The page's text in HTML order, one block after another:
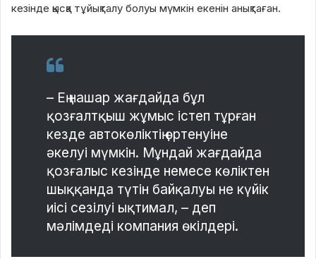
кезінде қысқа тұйықталу болуы мүмкін екенін анықтаған.
– Ең нашар жағдайда бұл
қозғалтқыш жұмыс істеп тұрған
кезде автокөліктің өртенуіне
әкелуі мүмкін. Мұндай жағдайда
қозғалыс кезінде немесе көліктен
шыққанда түтін байқалуы не күйік
иісі сезілуі ықтимал, – деп
мәлімдеді компания өкілдері.